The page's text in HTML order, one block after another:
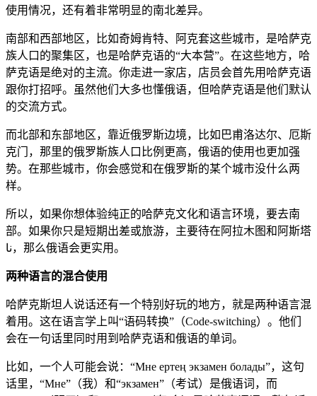
使用情况，还有着非常明显的南北差异。
南部和西部地区，比如奇姆肯特、阿克套这些城市，是哈萨克
族人口的聚集区，也是哈萨克语的“大本营”。在这些地方，哈
萨克语是绝对的主流。你走进一家店，店员会首先用哈萨克语
跟你打招呼。虽然他们大多也懂俄语，但哈萨克语是他们默认
的交流方式。
而北部和东部地区，靠近俄罗斯边境，比如巴甫洛达尔、厄斯
克门，那里的俄罗斯族人口比例更高，俄语的使用也更加强
势。在那些城市，你会感觉和在俄罗斯的某个城市没什么两
样。
所以，如果你想体验纯正的哈萨克文化和语言环境，要去南
部。如果你只是短期出差或旅游，主要待在阿拉木图和阿斯塔
نا，那么俄语会更实用。
两种语言的混合使用
哈萨克斯坦人说话还有一个特别好玩的地方，就是两种语言混
着用。这在语言学上叫“语码转换”（Code-switching）。他们
会在一句话里同时用到哈萨克语和俄语的单词。
比如，一个人可能会说：“Мне ертең экзамен болады”，这句
话里，“Мне”（我）和“экзамен”（考试）是俄语词，而